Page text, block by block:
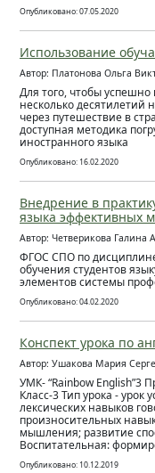
Опубликовано: 07.05.2020
Использование
Автор: Платонова Ольга
Для того, чтобы успешно
несколько десятилетий
через путешествие в
доступная методика
иностранного языка
Опубликовано: 16.02.2020
Внедрение в
языка эффективных
Автор: Четверикова Галина
ФГОС СПО по
обучения студентов
элементов системы
Опубликовано: 04.02.2020
Конспект урока по
Автор: Ушакова Мария
УМК- “Rainbow English”3
Класс-3 Тип урока -
лексических навыков
произносительных
мышления; развитие
Воспитательная:
Опубликовано: 10.12.2019